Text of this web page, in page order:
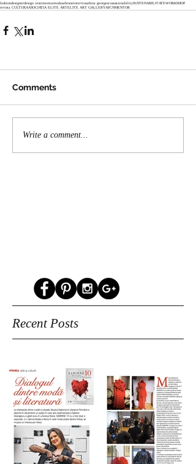
fashiondesignerdesign vestimentarmodasabinneinterviusabina georgescusustainabilitySUSTENABILITATEWORKSHOP
revista CULTURAASOCIATIA ELITE ARTELITE ART GALLERYAFCNMENTOR
Comments
Write a comment...
Recent Posts